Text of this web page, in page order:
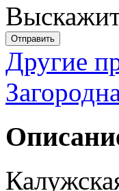
Отправить
Другие